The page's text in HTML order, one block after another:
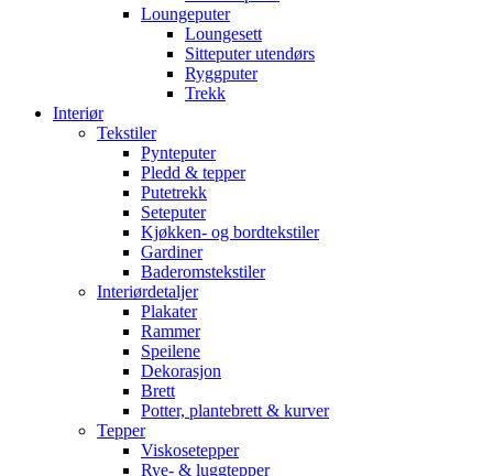
Loungeputer
Loungesett
Sitteputer utendørs
Ryggputer
Trekk
Interiør
Tekstiler
Pynteputer
Pledd & tepper
Putetrekk
Seteputer
Kjøkken- og bordtekstiler
Gardiner
Baderomstekstiler
Interiørdetaljer
Plakater
Rammer
Speilene
Dekorasjon
Brett
Potter, plantebrett & kurver
Tepper
Viskosetepper
Rye- & luggtepper